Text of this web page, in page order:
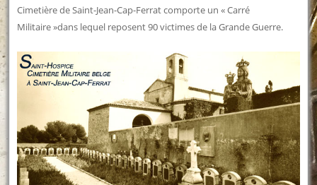
Cimetière de Saint-Jean-Cap-Ferrat comporte un « Carré
Militaire »dans lequel reposent 90 victimes de la Grande Guerre.